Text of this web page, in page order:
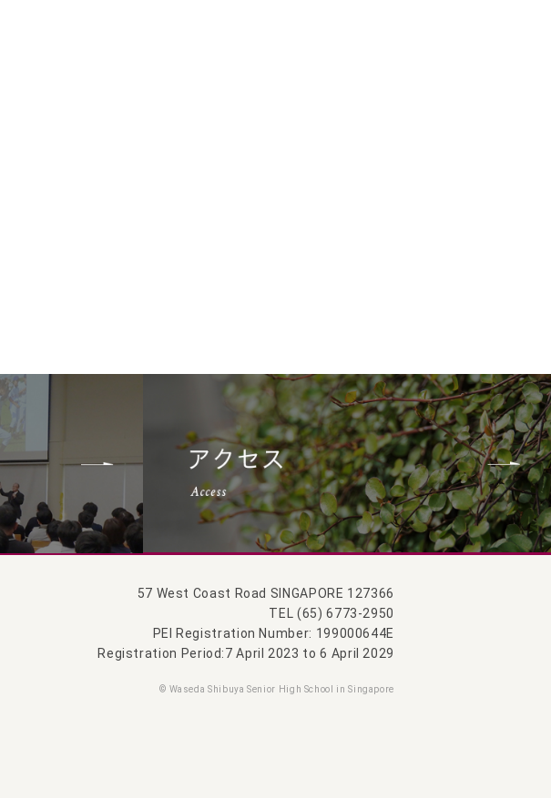
57 West Coast Road SINGAPORE 127366
TEL (65) 6773-2950
PEI Registration Number: 199000644E
Registration Period:7 April 2023 to 6 April 2029
© Waseda Shibuya Senior High School in Singapore